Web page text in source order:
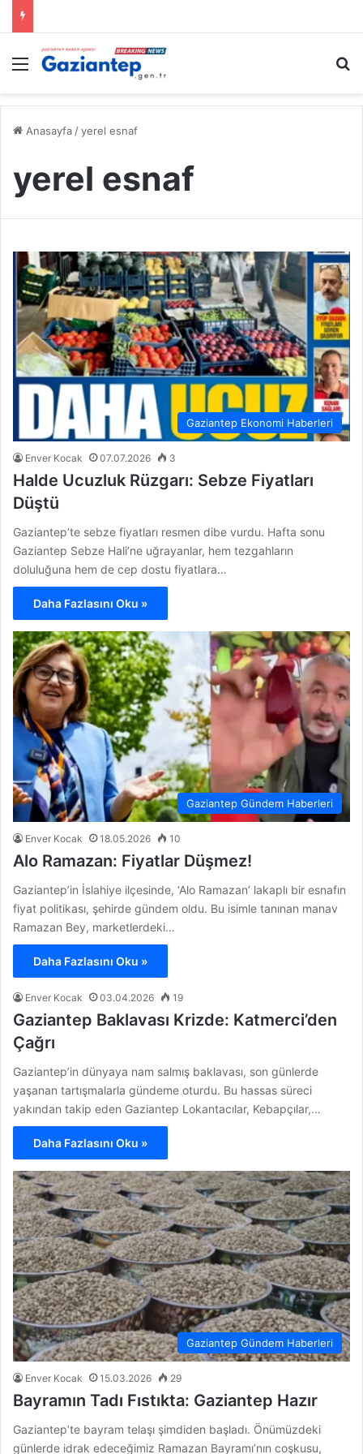
Menü
Anasayfa /yerel esnaf
yerel esnaf
Gaziantep Ekonomi Haberleri
Enver Kocak 07.07.2026 3
Halde Ucuzluk Rüzgarı: Sebze Fiyatları
Düştü
Gaziantep’te sebze fiyatları resmen dibe vurdu. Hafta sonu
Gaziantep Sebze Hali’ne uğrayanlar, hem tezgahların
doluluğuna hem de cep dostu fiyatlara…
Daha Fazlasını Oku »
Gaziantep Gündem Haberleri
Enver Kocak 18.05.2026 10
Alo Ramazan: Fiyatlar Düşmez!
Gaziantep’in İslahiye ilçesinde, ‘Alo Ramazan’ lakaplı bir esnafın
fiyat politikası, şehirde gündem oldu. Bu isimle tanınan manav
Ramazan Bey, marketlerdeki…
Daha Fazlasını Oku »
Enver Kocak 03.04.2026 19
Gaziantep Baklavası Krizde: Katmerci’den
Çağrı
Gaziantep’in dünyaya nam salmış baklavası, son günlerde
yaşanan tartışmalarla gündeme oturdu. Bu hassas süreci
yakından takip eden Gaziantep Lokantacılar, Kebapçılar,…
Daha Fazlasını Oku »
Gaziantep Gündem Haberleri
Enver Kocak 15.03.2026 29
Bayramın Tadı Fıstıkta: Gaziantep Hazır
Gaziantep’te bayram telaşı şimdiden başladı. Önümüzdeki
günlerde idrak edeceğimiz Ramazan Bayramı’nın coşkusu,